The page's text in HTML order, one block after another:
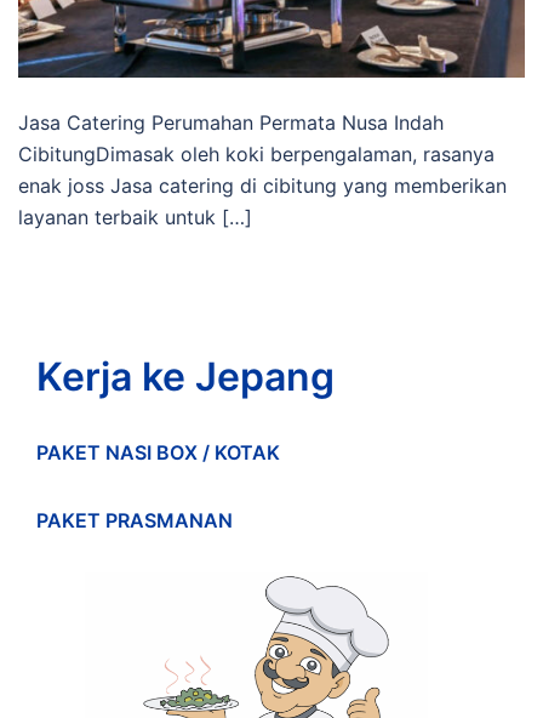
Jasa Catering Perumahan Permata Nusa Indah
CibitungDimasak oleh koki berpengalaman, rasanya
enak joss Jasa catering di cibitung yang memberikan
layanan terbaik untuk […]
Kerja ke Jepang
PAKET NASI BOX / KOTAK
PAKET PRASMANAN